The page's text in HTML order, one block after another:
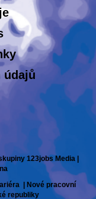
údajů
123jobs Media |
| Nové pracovní
republiky